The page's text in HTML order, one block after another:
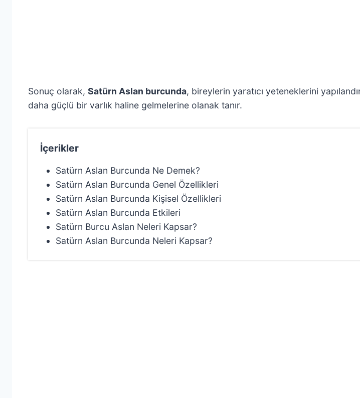
Sonuç olarak, Satürn Aslan burcunda, bireylerin yaratıcı yeteneklerini
daha güçlü bir varlık haline gelmelerine olanak tanır.
İçerikler
Satürn Aslan Burcunda Ne Demek?
Satürn Aslan Burcunda Genel Özellikleri
Satürn Aslan Burcunda Kişisel Özellikleri
Satürn Aslan Burcunda Etkileri
Satürn Burcu Aslan Neleri Kapsar?
Satürn Aslan Burcunda Neleri Kapsar?